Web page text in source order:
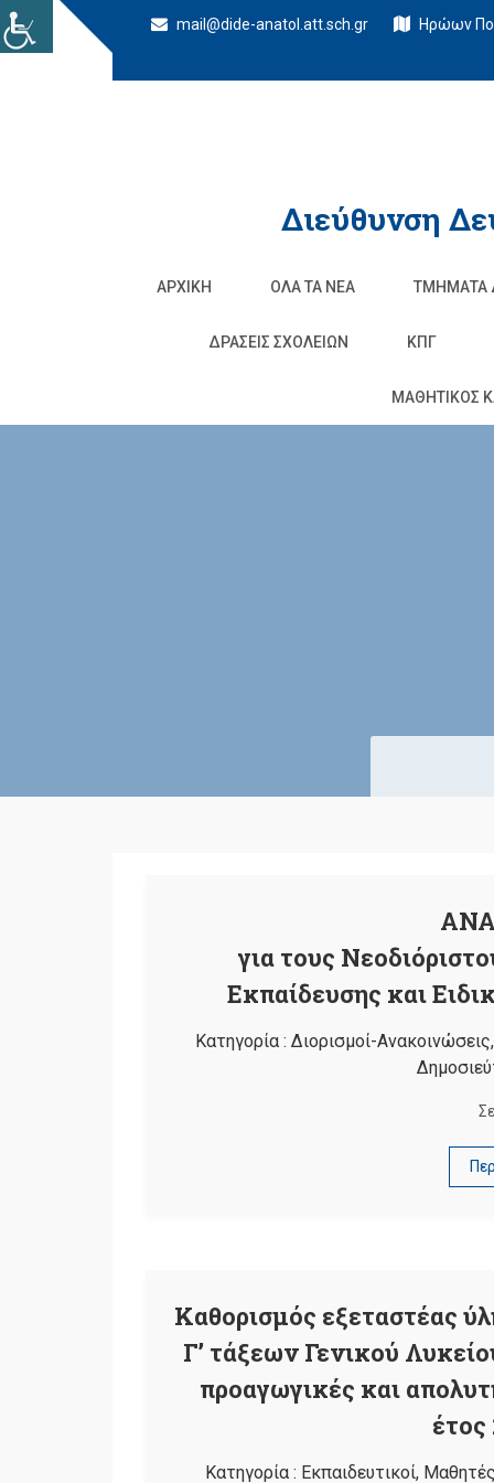
mail@dide-anatol.att.sch.gr Ηρώων
Διεύθυνση
ΑΡΧΙΚΉ ΌΛΑ ΤΑ ΝΈΑ ΤΜΉΜΑΤΑ
ΔΡΆΣΕΙΣ ΣΧΟΛΕΊΩΝ ΚΠΓ
ΜΑΘΗΤΙΚΟΣ
για τους
Εκπαίδευσης και
Κατηγορία : Διορισμοί-Ανακοινώσεις
Καθορισμός εξεταστέας
Γ’ τάξεων Γενικού
προαγωγικές και
Κατηγορία : Εκπαιδευτικοί,